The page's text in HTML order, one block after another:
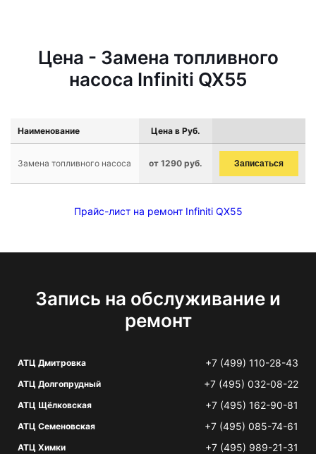
Цена - Замена топливного
насоса Infiniti QX55
Наименование Цена в Руб.
Замена топливного насоса от 1290 руб. Записаться
Прайс-лист на ремонт Infiniti QX55
Запись на обслуживание и
ремонт
АТЦ Дмитровка +7 (499) 110-28-43
АТЦ Долгопрудный +7 (495) 032-08-22
АТЦ Щёлковская +7 (495) 162-90-81
АТЦ Семеновская +7 (495) 085-74-61
АТЦ Химки +7 (495) 989-21-31